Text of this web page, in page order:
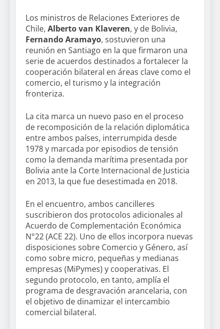
Los ministros de Relaciones Exteriores de
Chile, Alberto van Klaveren, y de Bolivia,
Fernando Aramayo, sostuvieron una
reunión en Santiago en la que firmaron una
serie de acuerdos destinados a fortalecer la
cooperación bilateral en áreas clave como el
comercio, el turismo y la integración
fronteriza.
La cita marca un nuevo paso en el proceso
de recomposición de la relación diplomática
entre ambos países, interrumpida desde
1978 y marcada por episodios de tensión
como la demanda marítima presentada por
Bolivia ante la Corte Internacional de Justicia
en 2013, la que fue desestimada en 2018.
En el encuentro, ambos cancilleres
suscribieron dos protocolos adicionales al
Acuerdo de Complementación Económica
N°22 (ACE 22). Uno de ellos incorpora nuevas
disposiciones sobre Comercio y Género, así
como sobre micro, pequeñas y medianas
empresas (MiPymes) y cooperativas. El
segundo protocolo, en tanto, amplía el
programa de desgravación arancelaria, con
el objetivo de dinamizar el intercambio
comercial bilateral.